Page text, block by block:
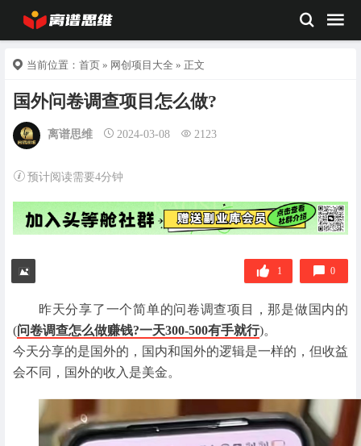
当前位置： 首页 » 网创项目大全 » 正文
国外问卷调查项目怎么做?
离谱思维 2024-03-08 2123
预计阅读需要4分钟
1 0
昨天分享了一个简单的问卷调查项目，那是做国内的
(问卷调查怎么做赚钱?一天300-500有手就行)。
今天分享的是国外的，国内和国外的逻辑是一样的，但收益
会不同，国外的收入是美金。